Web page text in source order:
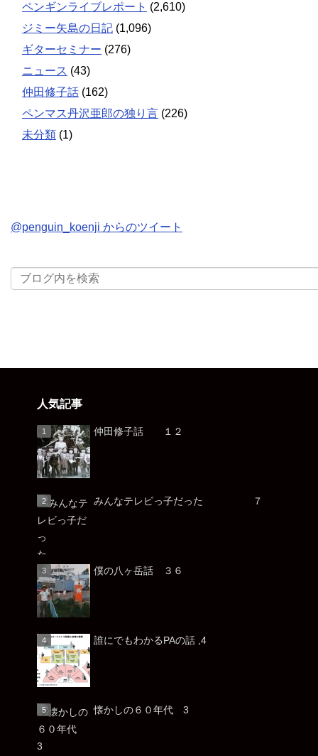
ペンギンライブレポート (2,610)
ジミー矢島の日記 (1,096)
ギターセミナー (276)
ニュース (43)
仲田修子話 (162)
ペンマス丹沢亜郎の独り言 (226)
未分類 (1)
@penguin_koenji からのツイート
人気記事
仲田修子話 １２
みんなテレビっ子だった ７
僕の八ヶ岳話 ３６
誰にでもわかるPAの話 ,4
懐かしの６０年代 3